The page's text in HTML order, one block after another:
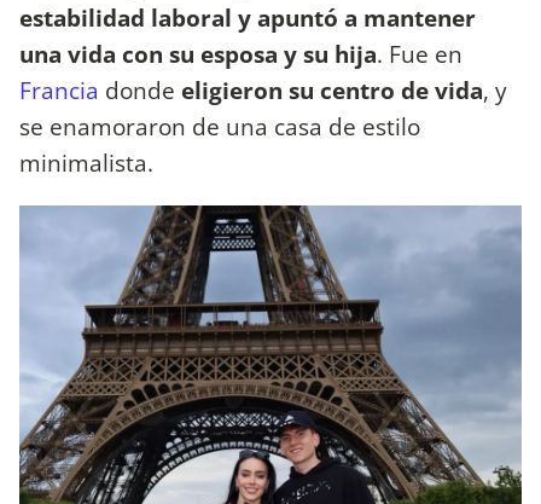
estabilidad laboral y apuntó a mantener
una vida con su esposa y su hija. Fue en
Francia donde eligieron su centro de vida, y
se enamoraron de una casa de estilo
minimalista.